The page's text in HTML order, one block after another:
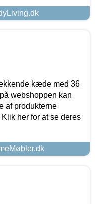
kæde med 36
webshoppen kan
af produkterne
her for at se deres